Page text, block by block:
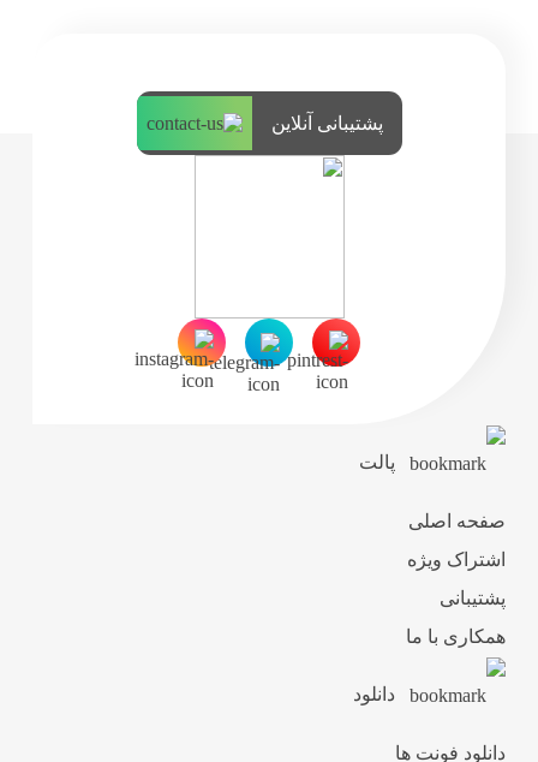
پالت
صفحه اصلی
اشتراک ویژه
پشتیبانی
همکاری با ما
دانلود
دانلود فونت ها
پشتیبانی آنلاین